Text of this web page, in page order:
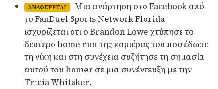
ΑΝΑΦΈΡΕΤΑΙ
Μια ανάρτηση στο Facebook από
το FanDuel Sports Network Florida
ισχυρίζεται ότι ο Brandon Lowe χτύπησε το
δεύτερο home run της καριέρας του που έδωσε
τη νίκη και στη συνέχεια συζήτησε τη σημασία
αυτού του homer σε μια συνέντευξη με την
Tricia Whitaker.